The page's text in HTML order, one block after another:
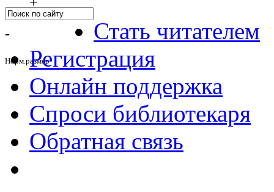
-
Норм.размер
Стать читателем
Регистрация
Онлайн поддержка
Спроси библиотекаря
Обратная связь